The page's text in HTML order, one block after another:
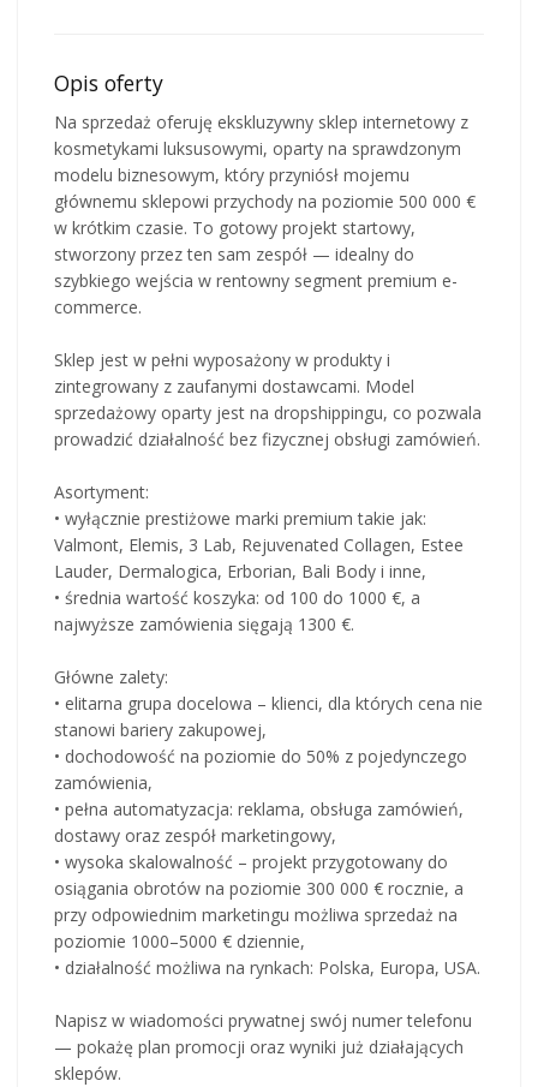
Opis oferty
Na sprzedaż oferuję ekskluzywny sklep internetowy z
kosmetykami luksusowymi, oparty na sprawdzonym
modelu biznesowym, który przyniósł mojemu
głównemu sklepowi przychody na poziomie 500 000 €
w krótkim czasie. To gotowy projekt startowy,
stworzony przez ten sam zespół — idealny do
szybkiego wejścia w rentowny segment premium e-
commerce.
Sklep jest w pełni wyposażony w produkty i
zintegrowany z zaufanymi dostawcami. Model
sprzedażowy oparty jest na dropshippingu, co pozwala
prowadzić działalność bez fizycznej obsługi zamówień.
Asortyment:
• wyłącznie prestiżowe marki premium takie jak:
Valmont, Elemis, 3 Lab, Rejuvenated Collagen, Estee
Lauder, Dermalogica, Erborian, Bali Body i inne,
• średnia wartość koszyka: od 100 do 1000 €, a
najwyższe zamówienia sięgają 1300 €.
Główne zalety:
• elitarna grupa docelowa – klienci, dla których cena nie
stanowi bariery zakupowej,
• dochodowość na poziomie do 50% z pojedynczego
zamówienia,
• pełna automatyzacja: reklama, obsługa zamówień,
dostawy oraz zespół marketingowy,
• wysoka skalowalność – projekt przygotowany do
osiągania obrotów na poziomie 300 000 € rocznie, a
przy odpowiednim marketingu możliwa sprzedaż na
poziomie 1000–5000 € dziennie,
• działalność możliwa na rynkach: Polska, Europa, USA.
Napisz w wiadomości prywatnej swój numer telefonu
— pokażę plan promocji oraz wyniki już działających
sklepów.